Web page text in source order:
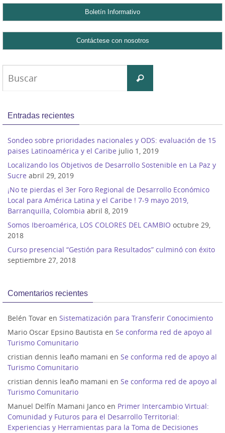
Buscar
Entradas recientes
Sondeo sobre prioridades nacionales y ODS: evaluación de 15
paises Latinoamérica y el Caribe julio 1, 2019
Localizando los Objetivos de Desarrollo Sostenible en La Paz y
Sucre abril 29, 2019
¡No te pierdas el 3er Foro Regional de Desarrollo Económico
Local para América Latina y el Caribe ! 7-9 mayo 2019,
Barranquilla, Colombia abril 8, 2019
Somos Iberoamérica, LOS COLORES DEL CAMBIO octubre 29,
2018
Curso presencial “Gestión para Resultados” culminó con éxito
septiembre 27, 2018
Comentarios recientes
Belén Tovar en Sistematización para Transferir Conocimiento
Mario Oscar Epsino Bautista en Se conforma red de apoyo al
Turismo Comunitario
cristian dennis leaño mamani en Se conforma red de apoyo al
Turismo Comunitario
cristian dennis leaño mamani en Se conforma red de apoyo al
Turismo Comunitario
Manuel Delfín Mamani Janco en Primer Intercambio Virtual:
Comunidad y Futuros para el Desarrollo Territorial:
Experiencias y Herramientas para la Toma de Decisiones